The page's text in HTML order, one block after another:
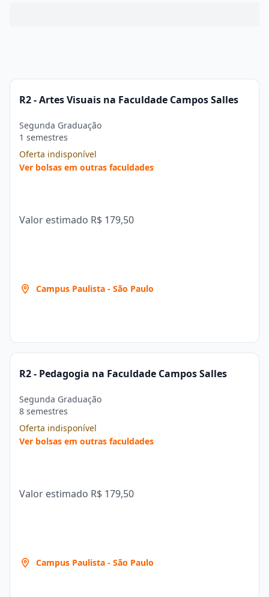
R2 - Artes Visuais na Faculdade Campos Salles
Segunda Graduação
1 semestres
Oferta indisponível
Ver bolsas em outras faculdades
Valor estimado R$ 179,50
Campus Paulista - São Paulo
R2 - Pedagogia na Faculdade Campos Salles
Segunda Graduação
8 semestres
Oferta indisponível
Ver bolsas em outras faculdades
Valor estimado R$ 179,50
Campus Paulista - São Paulo